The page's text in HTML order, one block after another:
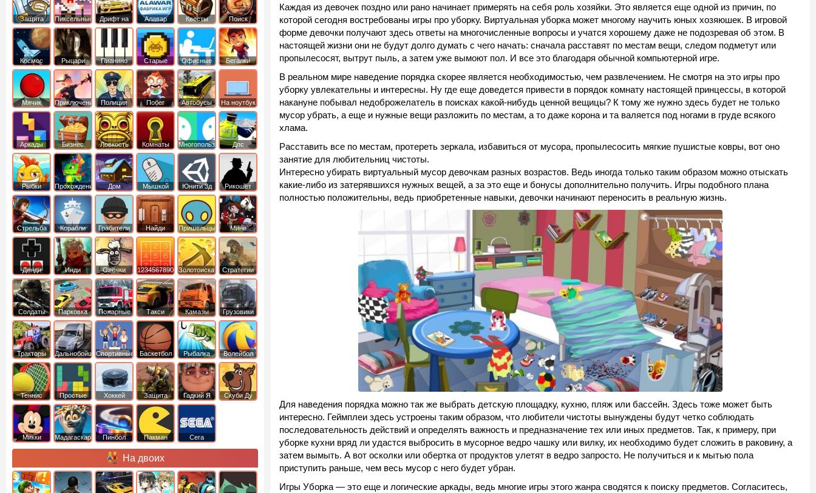
Каждая из девочек поздно или рано начинает примерять на себя роль хозяйки. Это является еще одной из причин, по
которой сегодня востребованы игры про уборку. Виртуальная уборка может многому научить юных хозяюшек. В игровой
форме девочки получают здесь ответы на многочисленные вопросы и учатся хорошему даже не подозревая об этом. В
настоящей жизни они не будут долго думать с чего начать: сначала расставят по местам вещи, следом подметут или
пропылесосят, вытрут пыль, а затем уже вымоют пол. И все это благодаря обычной компьютерной игре.
В реальном мире наведение порядка скорее является необходимостью, чем развлечением. Не смотря на это игры про
уборку увлекательны и интересны. Ну где еще доведется привести в порядок комнату настоящей принцессы, в которой
накануне побывал недоброжелатель в поисках какой-нибудь ценной вещицы? К тому же нужно здесь будет не только
мусор убрать, а еще и нужные вещи разложить по местам, а то даже корона и та валяется под ногами в груде всякого
хлама.
Расставить все по местам, протереть зеркала, избавиться от мусора, пропылесосить мягкие пушистые ковры, вот оно
занятие для любительниц чистоты.
Интересно убирать виртуальный мусор девочкам разных возрастов. Ведь иногда только таким образом можно отыскать
какие-либо из затерявшихся нужных вещей, а за это еще и бонусы дополнительно получить. Игры подобного плана
полностью положительны, ведь приобретенные навыки, девочки начинают переносить в реальную жизнь.
Для наведения порядка можно так же выбрать детскую площадку, кухню, пляж или бассейн. Здесь тоже может быть
интересно. Геймплеи здесь устроены таким образом, что любители чистоты вынуждены будут четко соблюдать
последовательность действий и определять важность и предназначение тех или иных предметов. Так, к примеру, при
уборке кухни вряд ли удастся выбросить в мусорное ведро чашку или вилку, их необходимо будет сложить в раковину, а
затем вымыть. А вот осколки или обертка от продуктов улетят в ведро запросто. Не получиться и к мытью пола
приступить раньше, чем весь мусор с него будет убран.
Игры Уборка — это еще и логические аркады, ведь многие игры этого жанра сводятся к поиску предметов. Согласитесь,
Защита
королевства
Пиксельные
Дрифт на
машинах
Алавар Квесты
Поиск
предметов
Космос Рыцари Пианино Старые Офисные Бегалки
Мячик Приключения Полиция Побег Автобусы На ноутбук
Аркады
Бизнес
симуляторы
Ловкость Комнаты Многопользовательские
Дпс
Рыбки Прохождение Дом Мышкой Юнити 3д Рикошет
Cтрельба
из лука
Корабли Грабители
Найди
выход
Пришельцы Мини
Денди Инди
Овечки
идут домой
1234567890 ЗолотоискательСтратегии
Солдаты
Парковка
машин
Пожарные
машины
Такси Камазы Грузовики
Тракторы ДальнобойщикиСпортивные Баскетбол Рыбалка Волейбол
Теннис Простые Хоккей
Защита
башни
Гадкий Я Скуби Ду
Микки
Мадагаскар Пинбол Пакман Сега
На двоих